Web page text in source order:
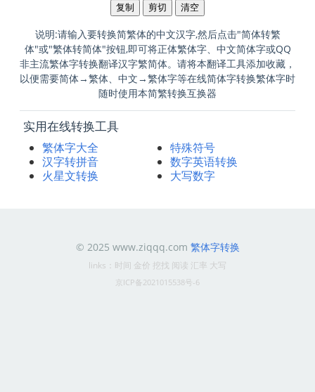
说明:请输入要转换简繁体的中文汉字,然后点击"简体转繁
体"或"繁体转简体"按钮,即可将正体繁体字、中文简体字或QQ
非主流繁体字转换翻译汉字繁简体。请将本翻译工具添加收藏，
以便需要简体→繁体、中文→繁体字等在线简体字转换繁体字时
随时使用本简繁转换互换器
实用在线转换工具
繁体字大全
汉字转拼音
火星文转换
特殊符号
数字英语转换
大写数字
© 2025 www.ziqqq.com 繁体字转换
links： 时间 金价 挖找 阅读 汇率 大写
京ICP备2021015538号-6